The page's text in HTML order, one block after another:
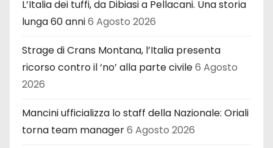
L’Italia dei tuffi, da Dibiasi a Pellacani. Una storia
lunga 60 anni6 Agosto 2026
Strage di Crans Montana, l’Italia presenta
ricorso contro il ‘no’ alla parte civile6 Agosto
2026
Mancini ufficializza lo staff della Nazionale: Oriali
torna team manager6 Agosto 2026